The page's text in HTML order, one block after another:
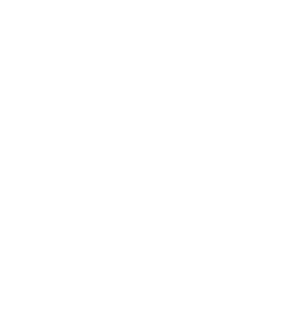
viviendas turísticas: «Han
«La ministra Isabel
se sometan a la Ley de
Esta ley tiene algunas
más a los okupas que a
Economía, Economía y